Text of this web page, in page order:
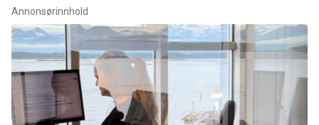
Annonsørinnhold